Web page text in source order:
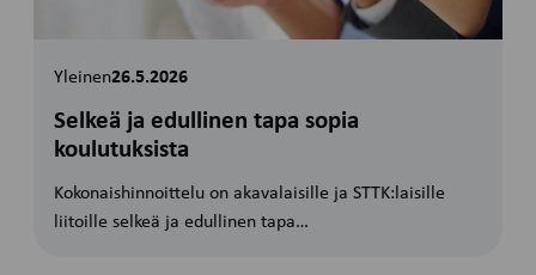
Yleinen26.5.2026
Selkeä ja edullinen tapa sopia
koulutuksista
Kokonaishinnoittelu on akavalaisille ja STTK:laisille
liitoille selkeä ja edullinen tapa…